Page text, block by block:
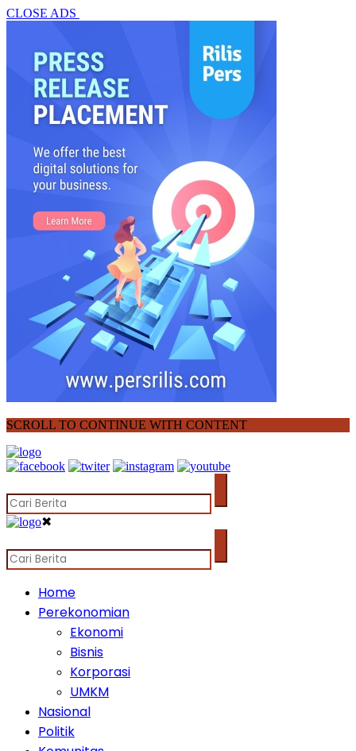
CLOSE ADS
SCROLL TO CONTINUE WITH CONTENT
✖
Home
Perekonomian
Ekonomi
Bisnis
Korporasi
UMKM
Nasional
Politik